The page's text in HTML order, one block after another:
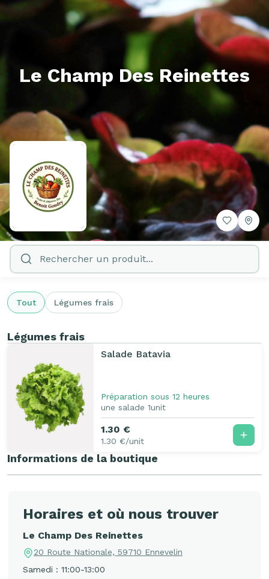
Le Champ Des Reinettes
Tout Légumes frais
Légumes frais
Salade Batavia
Préparation sous 12 heures
une salade 1unit
1.30 €
1.30 €/unit
Informations de la boutique
Horaires et où nous trouver
Le Champ Des Reinettes
20 Route Nationale, 59710 Ennevelin
Samedi : 11:00-13:00